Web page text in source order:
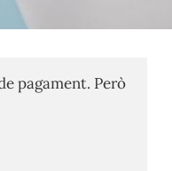
pagament. Però